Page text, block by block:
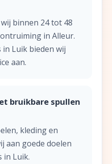
binnen 24 tot 48
in Alleur.
Luik bieden wij
aan.
bruikbare spullen
kleding en
aan goede doelen
in Luik.